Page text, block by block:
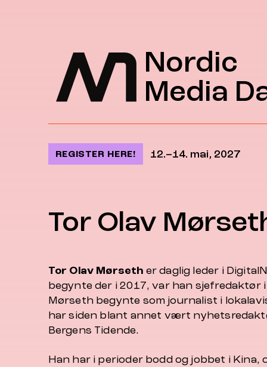
Nordic
Media
REGISTER HERE! 12.–14. mai, 2027
Tor Olav
Tor Olav Mørseth er daglig leder i
begynte der i 2017, var han sjefredaktør
Mørseth begynte som journalist i
har siden blant annet vært
Bergens Tidende.
Han har i perioder bodd og jobbet i Kina,